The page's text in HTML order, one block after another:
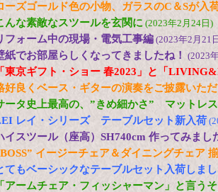
ーズゴールド色の小物、ガラスのC＆Sが入
んな素敵なスツールを玄関に (2023年2月24日)
フォーム中の現場・電気工事編 (2023年2月21
紙でお部屋らしくなってきましたね！ (2023
「東京ギフト・ショー 春2023」と「
好良くベース・ギターの演奏をご披露いた
ータ史上最高の、”きめ細かさ” マットレ
レイ・シリーズ テーブルセット新入荷
イスツール（座高）SH740cm 作ってみまし
イージーチェア＆ダイニングチェア
てもベーシックなテーブルセット入荷しま
「アームチェア・フィッシャーマン」と言う